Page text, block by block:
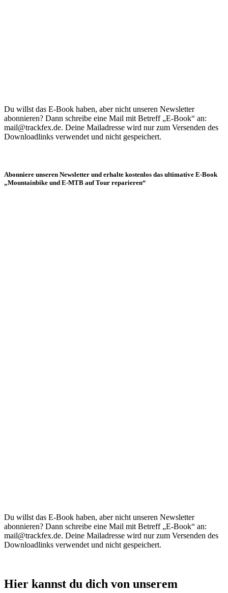
Du willst das E-Book haben, aber nicht unseren Newsletter
abonnieren? Dann schreibe eine Mail mit Betreff „E-Book“ an:
mail@trackfex.de. Deine Mailadresse wird nur zum Versenden des
Downloadlinks verwendet und nicht gespeichert.
Abonniere unseren Newsletter und erhalte kostenlos das ultimative E-Book
„Mountainbike und E-MTB auf Tour reparieren“
Du willst das E-Book haben, aber nicht unseren Newsletter
abonnieren? Dann schreibe eine Mail mit Betreff „E-Book“ an:
mail@trackfex.de. Deine Mailadresse wird nur zum Versenden des
Downloadlinks verwendet und nicht gespeichert.
Hier kannst du dich von unserem